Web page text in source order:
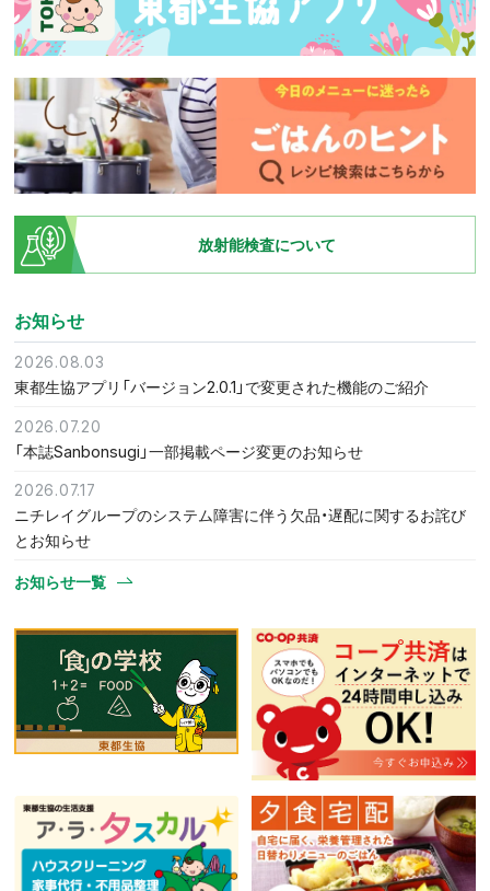
放射能検査について
お知らせ
2026.08.03
東都生協アプリ「バージョン2.0.1」で変更された機能のご紹介
2026.07.20
「本誌Sanbonsugi」一部掲載ページ変更のお知らせ
2026.07.17
ニチレイグループのシステム障害に伴う欠品・遅配に関するお詫び
とお知らせ
お知らせ一覧